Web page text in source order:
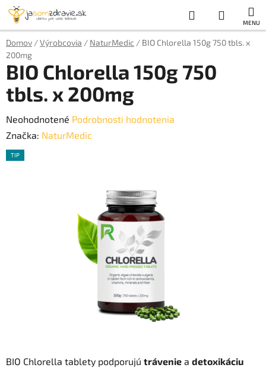
Prejsť
obsah
Hľadať
KOŠÍK
Domov /Výrobcovia / NaturMedic / BIO Chlorella 150g 750 tbls. x
200mg
BIO Chlorella tablety podporujú trávenie a detoxikáciu
BIO Chlorella 150g 750
tbls. x 200mg
Priemerné
hodnotenie
produktu
Neohodnotené Podrobnosti hodnotenia
Značka: NaturMedic
TIP